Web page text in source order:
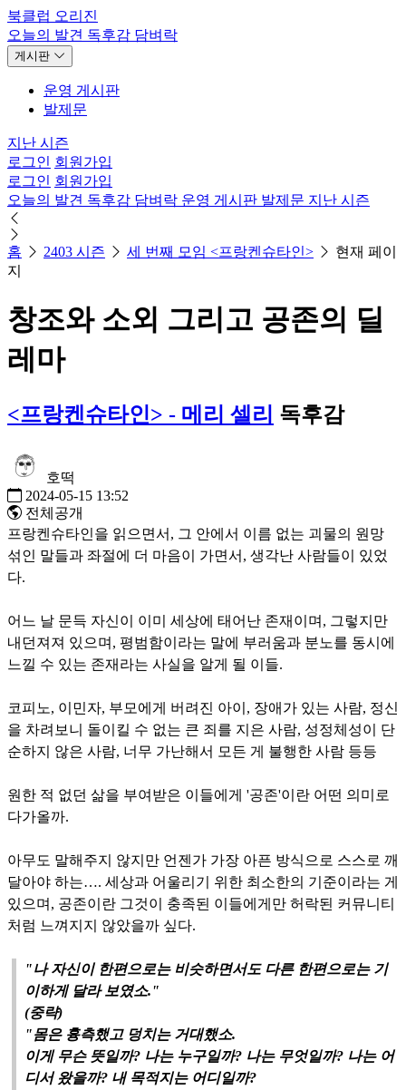
북클럽 오리진
오늘의 발견 독후감 담벼락
게시판
운영 게시판
발제문
지난 시즌
로그인 회원가입
로그인 회원가입
오늘의 발견 독후감 담벼락 운영 게시판 발제문 지난 시즌
홈 2403 시즌 세 번째 모임 <프랑켄슈타인>
현재 페이
지
창조와 소외 그리고 공존의 딜
레마
<프랑켄슈타인> - 메리 셀리 독후감
호떡
2024-05-15 13:52
전체공개
프랑켄슈타인을 읽으면서, 그 안에서 이름 없는 괴물의 원망
섞인 말들과 좌절에 더 마음이 가면서, 생각난 사람들이 있었
다.
어느 날 문득 자신이 이미 세상에 태어난 존재이며, 그렇지만
내던져져 있으며, 평범함이라는 말에 부러움과 분노를 동시에
느낄 수 있는 존재라는 사실을 알게 될 이들.
코피노, 이민자, 부모에게 버려진 아이, 장애가 있는 사람, 정신
을 차려보니 돌이킬 수 없는 큰 죄를 지은 사람, 성정체성이 단
순하지 않은 사람, 너무 가난해서 모든 게 불행한 사람 등등
원한 적 없던 삶을 부여받은 이들에게 '공존'이란 어떤 의미로
다가올까.
아무도 말해주지 않지만 언젠가 가장 아픈 방식으로 스스로 깨
달아야 하는…. 세상과 어울리기 위한 최소한의 기준이라는 게
있으며, 공존이란 그것이 충족된 이들에게만 허락된 커뮤니티
처럼 느껴지지 않았을까 싶다.
"나 자신이 한편으로는 비슷하면서도 다른 한편으로는 기
이하게 달라 보였소."
(중략)
"몸은 흉측했고 덩치는 거대했소.
이게 무슨 뜻일까? 나는 누구일까? 나는 무엇일까? 나는 어
디서 왔을까? 내 목적지는 어디일까?